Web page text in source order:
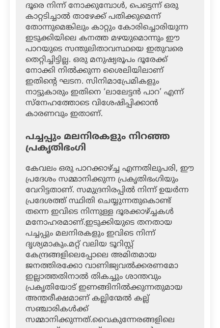
ദൂരെ നിന്ന് നോക്കുമ്പോൾ, പെട്ടെന്ന് ഒരു
കാറ്റടിച്ചാൽ താഴേക്ക് പതിക്കുമെന്ന്
തോന്നുമെങ്കിലും കാറ്റും കോരിച്ചൊരിയുന്ന
ഇടുക്കിയിലെ കനത്ത മഴയുമൊന്നും ഈ
പാറയുടെ സന്തുലിതാവസ്ഥയെ ഇതുവരെ
തെറ്റിച്ചിട്ടില്ല. ഒരു മനുഷ്യരൂപം ദൂരേക്ക്
നോക്കി നിൽക്കുന്ന ശൈലിയിലാണ്
ഇതിന്റെ ഘടന. സിനിമാപ്രേമികളും
നാട്ടുകാരും ഇതിനെ ‘ലാലേട്ടൻ പാറ’ എന്ന്
സ്നേഹത്തോടെ വിശേഷിപ്പിക്കാൻ
കാരണവും ഇതാണ്.
പച്ചപ്പും മലനിരകളും നിറഞ്ഞ
പ്രകൃതിഭംഗി
കേവലം ഒരു പാറക്കാഴ്ച്ച എന്നതിലുപരി, ഈ
പ്രദേശം സമ്മാനിക്കുന്ന പ്രകൃതിഭംഗിയും
വേറിട്ടതാണ്. സമുദ്രനിരപ്പിൽ നിന്ന് ഉയർന്ന
പ്രദേശത്ത് സ്ഥിതി ചെയ്യുന്നതുകൊണ്ട്
തന്നെ ഇവിടെ നിന്നുള്ള ദൂരക്കാഴ്ച്ചകൾ
മനോഹരമാണ്.ഇടുക്കിയുടെ തനതായ
പച്ചപ്പും മലനിരകളും ഇവിടെ നിന്ന്
ദൃശ്യമാകും.മറ്റ് വലിയ ടൂറിസ്റ്റ്
കേന്ദ്രങ്ങളിലെപ്പോലെ അമിതമായ
ജനത്തിരക്കോ വാണിജ്യവൽക്കരണമോ
ഇല്ലാത്തതിനാൽ തികച്ചും ശാന്തവും
പ്രകൃതിയോട് ഇണങ്ങിനിൽക്കുന്നതുമായ
അന്തരീക്ഷമാണ് കല്ലിന്മേൽ കല്ല്
സഞ്ചാരികൾക്ക്
സമ്മാനിക്കുന്നത്.വൈകുന്നേരങ്ങളിലെ